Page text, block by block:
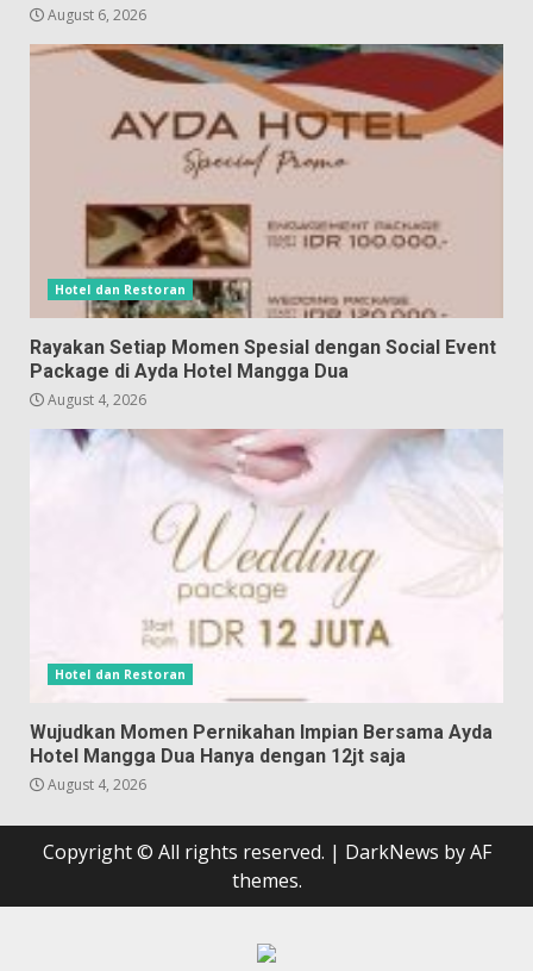
August 6, 2026
Hotel dan Restoran
Rayakan Setiap Momen Spesial dengan Social Event
Package di Ayda Hotel Mangga Dua
August 4, 2026
Hotel dan Restoran
Wujudkan Momen Pernikahan Impian Bersama Ayda
Hotel Mangga Dua Hanya dengan 12jt saja
August 4, 2026
Copyright © All rights reserved. | DarkNews by AF
themes.